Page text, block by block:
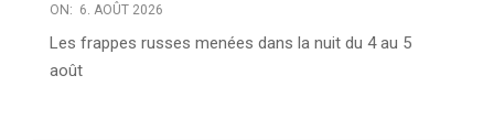
ON: 6. AOÛT 2026
Les frappes russes menées dans la nuit du 4 au 5
août